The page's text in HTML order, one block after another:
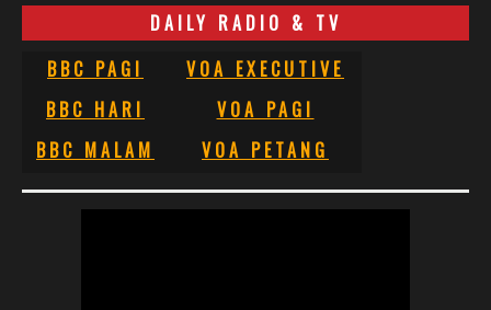
DAILY RADIO & TV
BBC PAGI
VOA EXECUTIVE
BBC HARI
VOA PAGI
BBC MALAM
VOA PETANG